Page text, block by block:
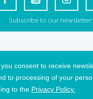
Subscribe to our newsletter: